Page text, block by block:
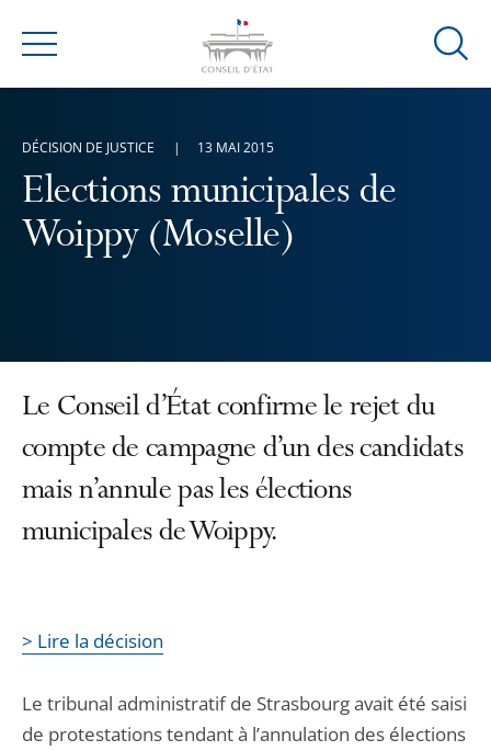
Menu
Ouvrir
Elections municipales de
Woippy (Moselle)
DÉCISION DE JUSTICE 13 MAI 2015
Le Conseil d’État confirme le rejet du
compte de campagne d’un des candidats
mais n’annule pas les élections
municipales de Woippy.
> Lire la décision
Le tribunal administratif de Strasbourg avait été saisi
de protestations tendant à l’annulation des élections